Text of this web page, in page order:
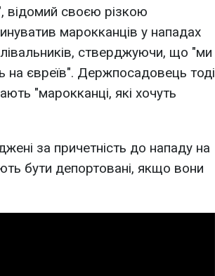
відомий своєю різкою
марокканців у нападах
стверджуючи, що "ми
євреїв". Держпосадовець тоді
"марокканці, які хочуть
за причетність до нападу на
бути депортовані, якщо вони